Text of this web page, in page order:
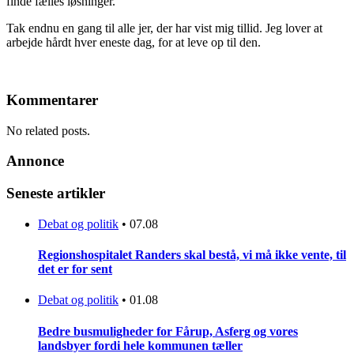
Tak endnu en gang til alle jer, der har vist mig tillid. Jeg lover at
arbejde hårdt hver eneste dag, for at leve op til den.
Kommentarer
No related posts.
Annonce
Seneste artikler
Debat og politik • 07.08
Regionshospitalet Randers skal bestå, vi må ikke vente, til
det er for sent
Debat og politik • 01.08
Bedre busmuligheder for Fårup, Asferg og vores
landsbyer fordi hele kommunen tæller